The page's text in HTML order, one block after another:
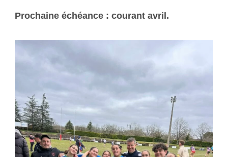
Prochaine échéance : courant avril.